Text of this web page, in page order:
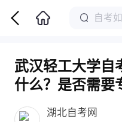
武汉轻工大学自
什么？是否需要
湖北自考网